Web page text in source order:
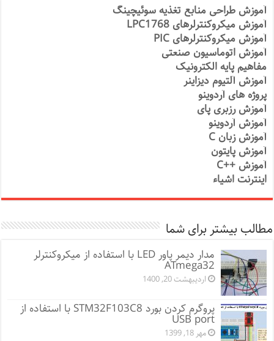
آموزش طراحی منابع تغذیه سوئیچینگ
آموزش میکروکنترلرهای LPC1768
آموزش میکروکنترلرهای PIC
آموزش اتوماسیون صنعتی
مفاهیم پایه الکترونیک
آموزش آلتیوم دیزاینر
پروژه های آردوینو
آموزش رزبری پای
آموزش آردوینو
آموزش زبان C
آموزش پایتون
آموزش ++C
اینترنت اشیاء
مطالب بیشتر برای شما
مدار دیمر پاور LED با استفاده از میکروکنترلر
ATmega32
اردیبهشت 20, 1400
پروگرم کردن بورد STM32F103C8 با استفاده از
USB port
مهر 18, 1399